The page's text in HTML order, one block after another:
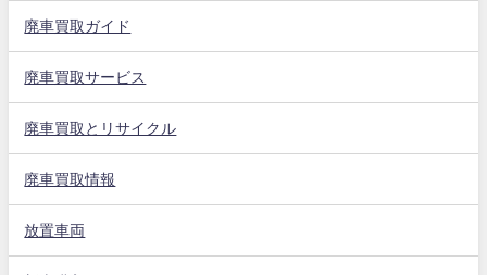
廃車買取ガイド
廃車買取サービス
廃車買取とリサイクル
廃車買取情報
放置車両